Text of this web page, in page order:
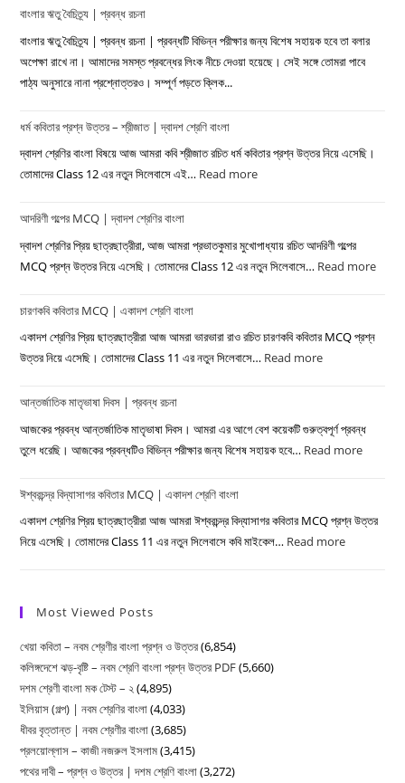
বাংলার ঋতু বৈচিত্র্য | প্রবন্ধ রচনা
বাংলার ঋতু বৈচিত্র্য | প্রবন্ধ রচনা | প্রবন্ধটি বিভিন্ন পরীক্ষার জন্য বিশেষ সহায়ক হবে তা বলার
অপেক্ষা রাখে না। আমাদের সমস্ত প্রবন্ধের লিংক নীচে দেওয়া হয়েছে। সেই সঙ্গে তোমরা পাবে
পাঠ্য অনুসারে নানা প্রশ্নোত্তরও। সম্পূর্ণ পড়তে ক্লিক...
ধর্ম কবিতার প্রশ্ন উত্তর – শ্রীজাত | দ্বাদশ শ্রেণি বাংলা
দ্বাদশ শ্রেণির বাংলা বিষয়ে আজ আমরা কবি শ্রীজাত রচিত ধর্ম কবিতার প্রশ্ন উত্তর নিয়ে এসেছি।
তোমাদের Class 12 এর নতুন সিলেবাসে এই… Read more:
প্রশ্ন
উত্তর
|
দ্বাদশ
আদরিণী গল্পের MCQ | দ্বাদশ শ্রেণির বাংলা
দ্বাদশ শ্রেণির প্রিয় ছাত্রছাত্রীরা, আজ আমরা প্রভাতকুমার মুখোপাধ্যায় রচিত আদরিণী গল্পের
MCQ প্রশ্ন উত্তর নিয়ে এসেছি। তোমাদের Class 12 এর নতুন সিলেবাসে… Read more:
চারণকবি কবিতার MCQ | একাদশ শ্রেণি বাংলা
একাদশ শ্রেণির প্রিয় ছাত্রছাত্রীরা আজ আমরা ভারভারা রাও রচিত চারণকবি কবিতার MCQ প্রশ্ন
উত্তর নিয়ে এসেছি। তোমাদের Class 11 এর নতুন সিলেবাসে… Read more:
MCQ
|
বাংলা
আন্তর্জাতিক মাতৃভাষা দিবস | প্রবন্ধ রচনা
আজকের প্রবন্ধ আন্তর্জাতিক মাতৃভাষা দিবস। আমরা এর আগে বেশ কয়েকটি গুরুত্বপূর্ণ প্রবন্ধ
তুলে ধরেছি। আজকের প্রবন্ধটিও বিভিন্ন পরীক্ষার জন্য বিশেষ সহায়ক হবে… Read more:
দিবস
ঈশ্বরচন্দ্র বিদ্যাসাগর কবিতার MCQ | একাদশ শ্রেণি বাংলা
একাদশ শ্রেণির প্রিয় ছাত্রছাত্রীরা আজ আমরা ঈশ্বরচন্দ্র বিদ্যাসাগর কবিতার MCQ প্রশ্ন উত্তর
নিয়ে এসেছি। তোমাদের Class 11 এর নতুন সিলেবাসে কবি মাইকেল… Read more:
Most Viewed Posts
খেয়া কবিতা – নবম শ্রেণীর বাংলা প্রশ্ন ও উত্তর(6,854)
কলিঙ্গদেশে ঝড়-বৃষ্টি – নবম শ্রেণি বাংলা প্রশ্ন উত্তর PDF(5,660)
দশম শ্রেণী বাংলা মক টেস্ট – ২(4,895)
ইলিয়াস (গল্প) | নবম শ্রেণির বাংলা(4,033)
ধীবর বৃত্তান্ত | নবম শ্রেণীর বাংলা(3,685)
প্রলয়োল্লাস – কাজী নজরুল ইসলাম(3,415)
পথের দাবী – প্রশ্ন ও উত্তর | দশম শ্রেণি বাংলা(3,272)